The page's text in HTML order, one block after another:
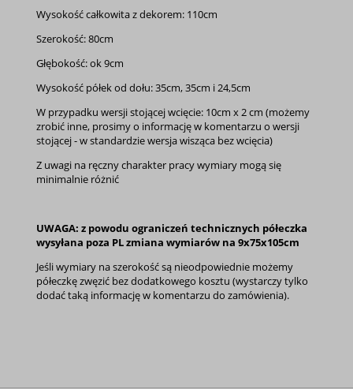
Wysokość całkowita z dekorem: 110cm
Szerokość: 80cm
Głębokość: ok 9cm
Wysokość półek od dołu: 35cm, 35cm i 24,5cm
W przypadku wersji stojącej wcięcie: 10cm x 2 cm (możemy
zrobić inne, prosimy o informację w komentarzu o wersji
stojącej - w standardzie wersja wisząca bez wcięcia)
Z uwagi na ręczny charakter pracy wymiary mogą się
minimalnie różnić
UWAGA: z powodu ograniczeń technicznych półeczka
wysyłana poza PL zmiana wymiarów na 9x75x105cm
Jeśli wymiary na szerokość są nieodpowiednie możemy
półeczkę zwęzić bez dodatkowego kosztu (wystarczy tylko
dodać taką informację w komentarzu do zamówienia).